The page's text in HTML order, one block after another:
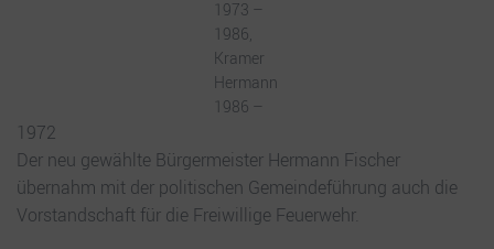
1973 –
1986,
Kramer
Hermann
1986 –
1972
Der neu gewählte Bürgermeister Hermann Fischer
übernahm mit der politischen Gemeindeführung auch die
Vorstandschaft für die Freiwillige Feuerwehr.